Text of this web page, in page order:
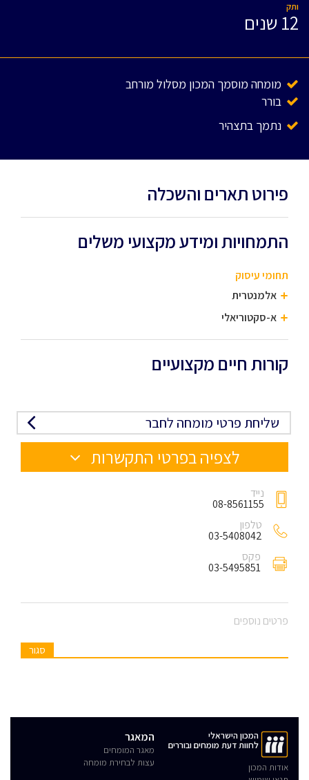
ותק
12 שנים
מומחה מוסמך המכון מסלול מורחב
בורר
נתמך בתצהיר
פירוט תארים והשכלה
התמחויות ומידע מקצועי משלים
תחומי עיסוק
אלמנטרית
א-סקטוריאלי
קורות חיים מקצועיים
שליחת פרטי מומחה לחבר
לצפיה בפרטי התקשרות
נייד
08-8561155
טלפון
03-5408042
פקס
03-5495851
פרטים נוספים
סגור
המכון הישראלי
לחוות דעת מומחים ובוררים
אודות המכון
המאגר
מאגר המומחים
עצות לבחירת מומחה